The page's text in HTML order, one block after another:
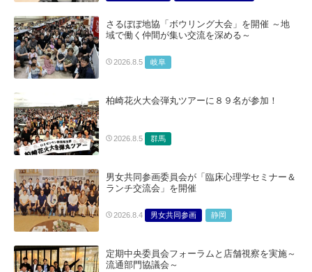
さるぼぼ地協「ボウリング大会」を開催 ～地
域で働く仲間が集い交流を深める～
2026.8.5 岐阜
柏崎花火大会弾丸ツアーに８９名が参加！
2026.8.5 群馬
男女共同参画委員会が「臨床心理学セミナー＆
ランチ交流会」を開催
2026.8.4 男女共同参画 静岡
定期中央委員会フォーラムと店舗視察を実施～
流通部門協議会～